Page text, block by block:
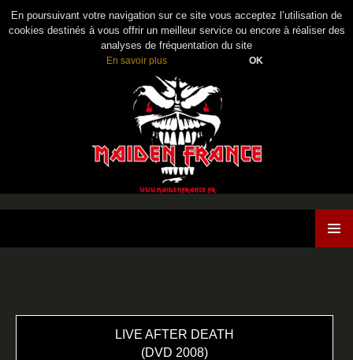
En poursuivant votre navigation sur ce site vous acceptez l’utilisation de
cookies destinés à vous offrir un meilleur service ou encore à réaliser des
analyses de fréquentation du site
En savoir plus OK
LIVE AFTER DEATH
(DVD 2008)